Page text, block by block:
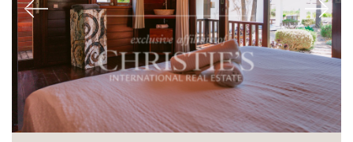
À propos
Nos experts
Contacter
Previous Next